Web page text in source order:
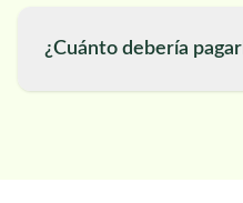
¿Cuánto debería